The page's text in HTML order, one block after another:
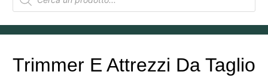
Trimmer E Attrezzi Da Taglio